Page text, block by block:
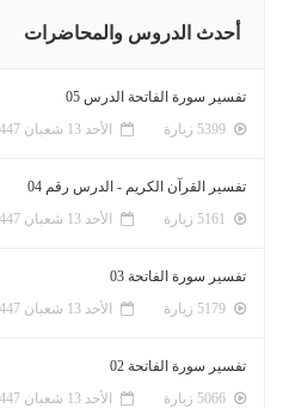
أحدث الدروس والمحاضرات
تفسير سورة الفاتحة الدرس 05
الأحد 13 شعبان 1447ﻫ 1-2-2026م
تفسير القرآن الكريم - الدرس رقم 04
الأحد 13 شعبان 1447ﻫ 1-2-2026م
تفسير سورة الفاتحة 03
الأحد 13 شعبان 1447ﻫ 1-2-2026م
تفسير سورة الفاتحة 02
الأحد 13 شعبان 1447ﻫ 1-2-2026م